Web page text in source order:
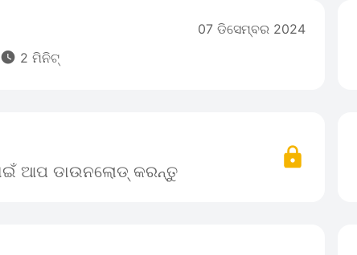
 2 ମିନିଟ୍
07 ଡିସେମ୍ବର 2024
ଆପ ଡାଉନଲୋଡ୍ କରନ୍ତୁ